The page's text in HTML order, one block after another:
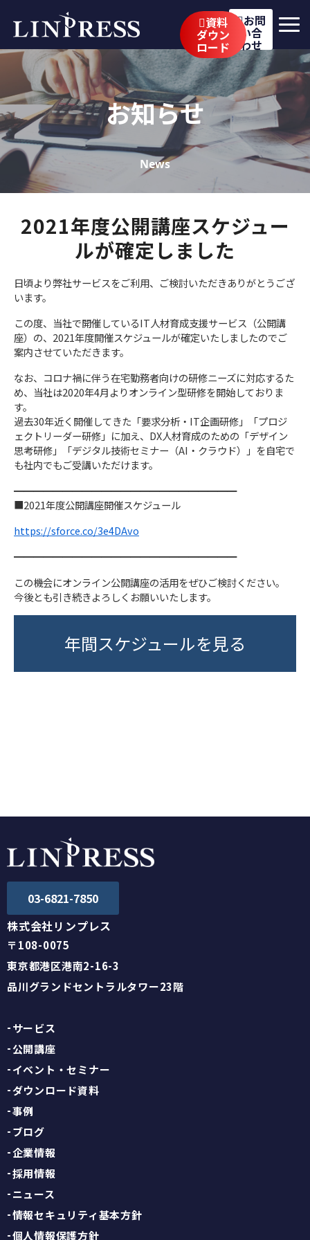
資料
ダウン
ロード
お問
い合
わせ
リンプレスの強み
サービス
公開講座
イベント・セミナー
ブログ
企業情報
採用情報
お知らせ
News
2021年度公開講座スケジュー
ルが確定しました
日頃より弊社サービスをご利用、ご検討いただきありがとうござ
います。
この度、当社で開催しているIT人材育成支援サービス（公開講
座）の、2021年度開催スケジュールが確定いたしましたのでご
案内させていただきます。
なお、コロナ禍に伴う在宅勤務者向けの研修ニーズに対応するた
め、​​​​​当社は2020年4月よりオンライン型研修を開始しておりま
す。
過去30年近く開催してきた「要求分析・IT企画研修」「プロジ
ェクトリーダー研修」に加え、DX人材育成のための「デザイン
思考研修」「デジタル技術セミナー（AI・クラウド）」を自宅で
も社内でもご受講いただけます。
━━━━━━━━━━━━━━━━━━━━━━━
■2021年度公開講座開催スケジュール
https://sforce.co/3e4DAvo
━━━━━━━━━━━━━━━━━━━━━━━
この機会にオンライン公開講座の活用をぜひご検討ください。
今後とも引き続きよろしくお願いいたします。
年間スケジュールを見る
03-6821-7850
株式会社リンプレス
〒108-0075
東京都港区港南2-16-3
品川グランドセントラルタワー23階
サービス
公開講座
イベント・セミナー
ダウンロード資料
事例
ブログ
企業情報
採用情報
ニュース
情報セキュリティ基本方針
個人情報保護方針